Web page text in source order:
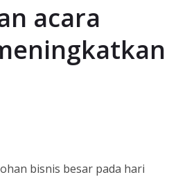
acara
bisnis besar pada hari